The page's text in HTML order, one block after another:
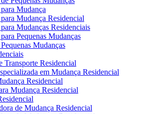
Mudança
Mudança Residencial
Mudanças Residenciais
Pequenas Mudanças
Mudanças
Transporte Residencial
em Mudança Residencial
Residencial
Mudança Residencial
de Mudança Residencial